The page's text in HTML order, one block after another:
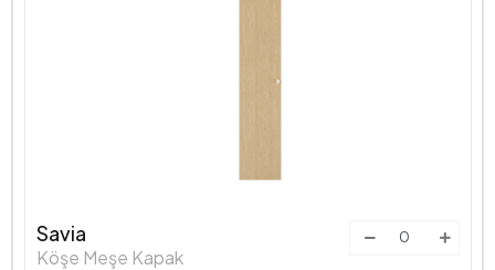
Savia
Köşe Meşe Kapak